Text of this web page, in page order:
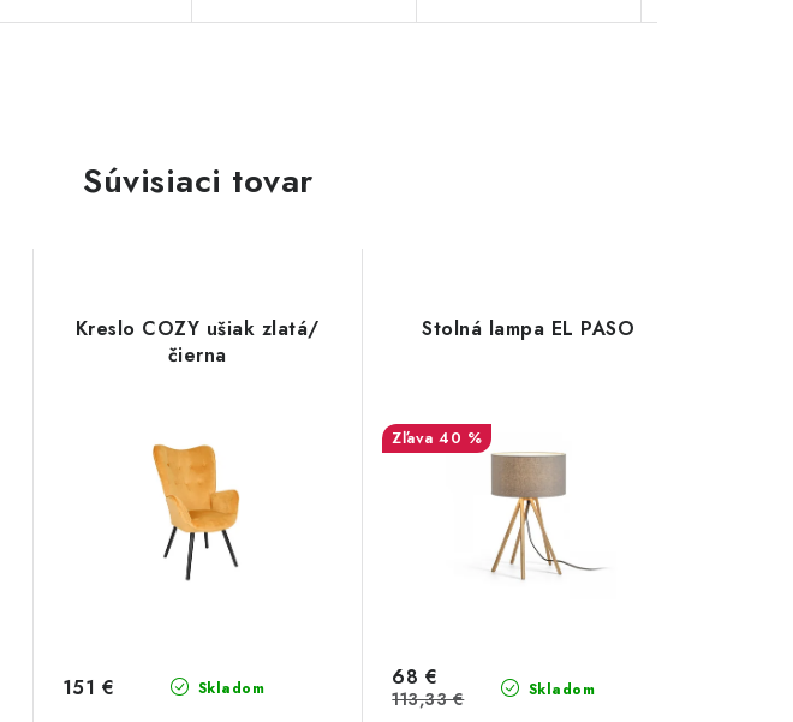
Súvisiaci tovar
Kreslo COZY ušiak zlatá/
čierna
Skladom
151 €
Stolná lampa EL PASO
40 %
Skladom
68 €
113,33 €